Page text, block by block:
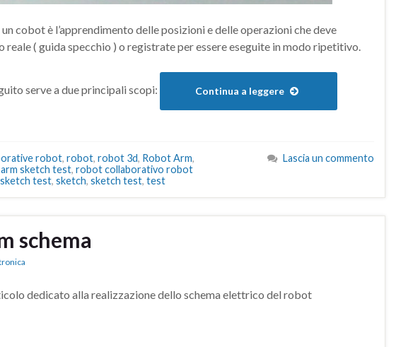
cobot è l’apprendimento delle posizioni e delle operazioni che deve
reale ( guida specchio ) o registrate per essere eseguite in modo ripetitivo.
serve a due principali scopi: Continua a leggere
robot, robot, robot 3d, Robot Arm,
sketch test, robot collaborativo robot
test, sketch, sketch test, test
Lascia un commento
schema
dedicato alla realizzazione dello schema elettrico del robot